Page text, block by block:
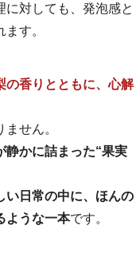
に対しても、発泡感と
す。
の香りとともに、心解
せん。
静かに詰まった“果実
い日常の中に、ほんの
ような一本です。